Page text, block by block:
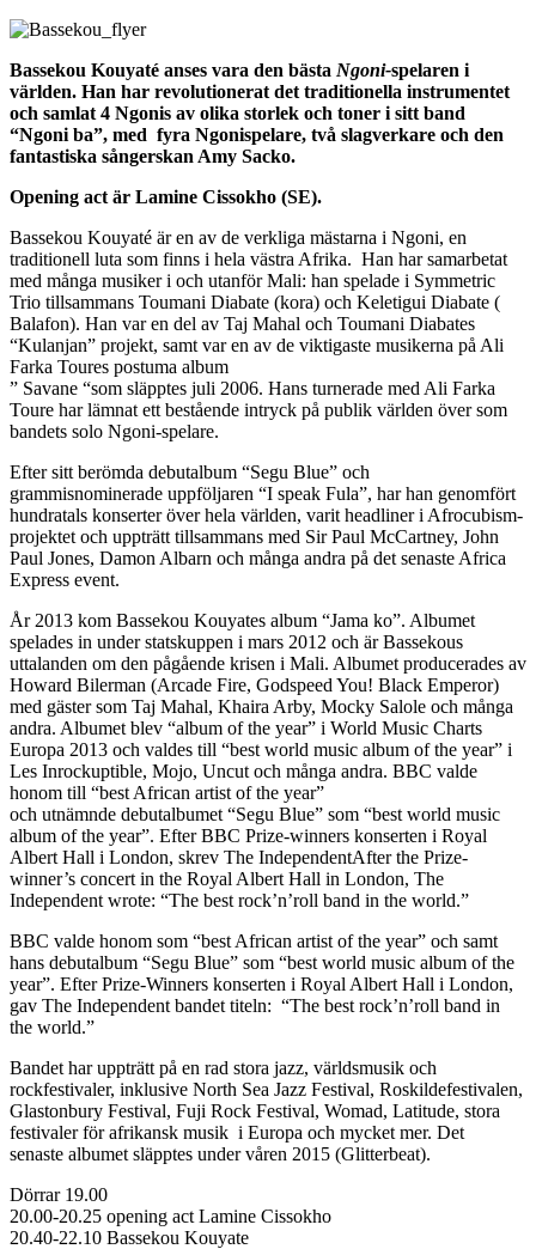
Bassekou Kouyaté anses vara den bästa Ngoni-spelaren i
världen. Han har revolutionerat det traditionella instrumentet
och samlat 4 Ngonis av olika storlek och toner i sitt band
“Ngoni ba”, med fyra Ngonispelare, två slagverkare och den
fantastiska sångerskan Amy Sacko.
Opening act är Lamine Cissokho (SE).
Bassekou Kouyaté är en av de verkliga mästarna i Ngoni, en
traditionell luta som finns i hela västra Afrika. Han har samarbetat
med många musiker i och utanför Mali: han spelade i Symmetric
Trio tillsammans Toumani Diabate (kora) och Keletigui Diabate (
Balafon). Han var en del av Taj Mahal och Toumani Diabates
“Kulanjan” projekt, samt var en av de viktigaste musikerna på Ali
Farka Toures postuma album
” Savane “som släpptes juli 2006. Hans turnerade med Ali Farka
Toure har lämnat ett bestående intryck på publik världen över som
bandets solo Ngoni-spelare.
Efter sitt berömda debutalbum “Segu Blue” och
grammisnominerade uppföljaren “I speak Fula”, har han genomfört
hundratals konserter över hela världen, varit headliner i Afrocubism-
projektet och uppträtt tillsammans med Sir Paul McCartney, John
Paul Jones, Damon Albarn och många andra på det senaste Africa
Express event.
År 2013 kom Bassekou Kouyates album “Jama ko”. Albumet
spelades in under statskuppen i mars 2012 och är Bassekous
uttalanden om den pågående krisen i Mali. Albumet producerades av
Howard Bilerman (Arcade Fire, Godspeed You! Black Emperor)
med gäster som Taj Mahal, Khaira Arby, Mocky Salole och många
andra. Albumet blev “album of the year” i World Music Charts
Europa 2013 och valdes till “best world music album of the year” i
Les Inrockuptible, Mojo, Uncut och många andra. BBC valde
honom till “best African artist of the year”
och utnämnde debutalbumet “Segu Blue” som “best world music
album of the year”. Efter BBC Prize-winners konserten i Royal
Albert Hall i London, skrev The IndependentAfter the Prize-
winner’s concert in the Royal Albert Hall in London, The
Independent wrote: “The best rock’n’roll band in the world.”
BBC valde honom som “best African artist of the year” och samt
hans debutalbum “Segu Blue” som “best world music album of the
year”. Efter Prize-Winners konserten i Royal Albert Hall i London,
gav The Independent bandet titeln: “The best rock’n’roll band in
the world.”
Bandet har uppträtt på en rad stora jazz, världsmusik och
rockfestivaler, inklusive North Sea Jazz Festival, Roskildefestivalen,
Glastonbury Festival, Fuji Rock Festival, Womad, Latitude, stora
festivaler för afrikansk musik i Europa och mycket mer. Det
senaste albumet släpptes under våren 2015 (Glitterbeat).
Dörrar 19.00
20.00-20.25 opening act Lamine Cissokho
20.40-22.10 Bassekou Kouyate